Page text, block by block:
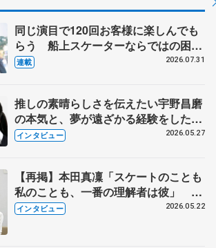
同じ演目で120回お客様に楽しんでも
らう 船上スケーターならではの困難
とは 影響あったPIW前キャプテン松
連載 2026.07.31
推しの素晴らしさを伝えたい宇野昌磨
の本気と、夢が遠ざかる経験をした本
田真凜の覚悟
インタビュー 2026.05.27
【再掲】本田真凜「スケートのことも
私のことも、一番の理解者は彼」 引
退時の単独インタビューで語った競技
インタビュー 2026.05.22